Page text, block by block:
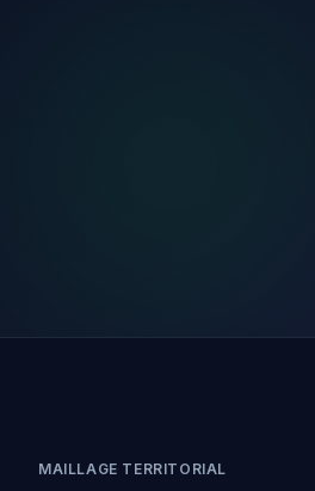
MAILLAGE TERRITORIAL